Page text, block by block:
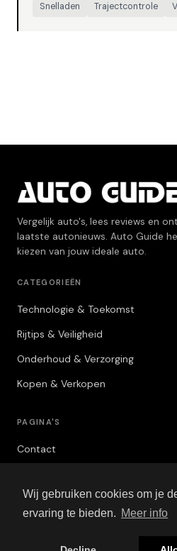
Wij gebruiken cookies om je
ervaring te bieden. Meer info
Snelladen
Trajectcontrole
Vergelijk auto's, lees reviews en
laatste autonieuws. Auto Guide
kiezen van jouw ideale auto.
CATEGORIEËN
Technologie & Toekomst
Rijtips & Veiligheid
Onderhoud & Verzorging
Kopen & Verkopen
PAGINA'S
Contact
Algemene Voorwaarden
Adverteren